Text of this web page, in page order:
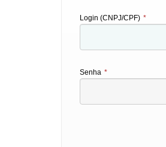
Login (CNPJ/CPF) *
Senha *